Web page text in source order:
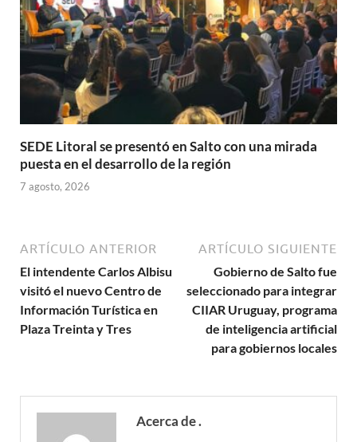
SEDE Litoral se presentó en Salto con una mirada
puesta en el desarrollo de la región
7 agosto, 2026
ARTÍCULO ANTERIOR
El intendente Carlos Albisu
visitó el nuevo Centro de
Información Turística en
Plaza Treinta y Tres
ARTÍCULO SIGUIENTE
Gobierno de Salto fue
seleccionado para integrar
CIIAR Uruguay, programa
de inteligencia artificial
para gobiernos locales
Acerca de .